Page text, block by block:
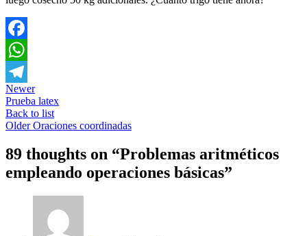
Facebook
WhatsApp
Telegram
Newer
Prueba latex
Back to list
Older Oraciones coordinadas
89 thoughts on “Problemas aritméticos
empleando operaciones básicas”